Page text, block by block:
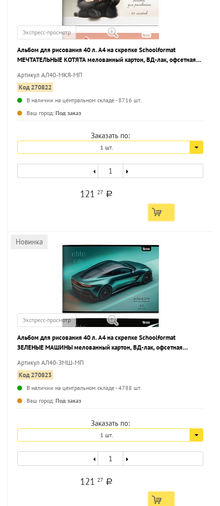
Экспресс-просмотр
Альбом для рисования 40 л. А4 на скрепке Schoolformat
МЕЧТАТЕЛЬНЫЕ КОТЯТА мелованный картон, ВД-лак, офсетная
Артикул АЛ40-МКЯ-МП
Код 270822
В наличии на центральном складе - 8716 шт.
Ваш город: Под заказ
Заказать по:
1 шт.
12127 a
Новинка
Экспресс-просмотр
Альбом для рисования 40 л. А4 на скрепке Schoolformat
ЗЕЛЕНЫЕ МАШИНЫ мелованный картон, ВД-лак, офсетная
Артикул АЛ40-ЗМШ-МП
Код 270823
В наличии на центральном складе - 4788 шт.
Ваш город: Под заказ
Заказать по:
1 шт.
12127 a